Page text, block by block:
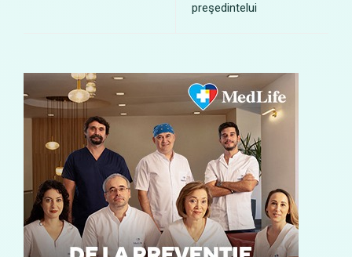
preşedintelui